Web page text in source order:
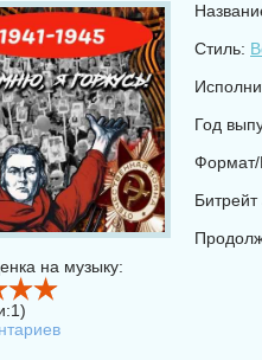
на музыку:
1)
Стиль:
Год
Формат/